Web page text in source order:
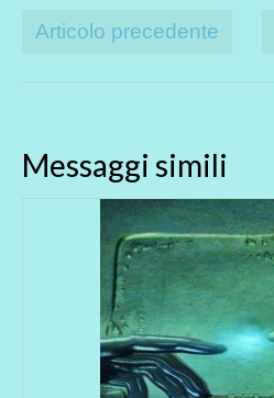
Articolo precedente
Messaggi simili